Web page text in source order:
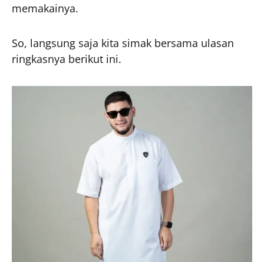
memakainya.
So, langsung saja kita simak bersama ulasan
ringkasnya berikut ini.